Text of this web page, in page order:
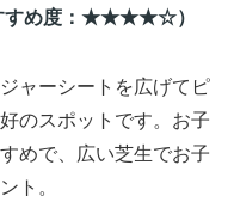
すめ度：★★★★☆）
ャーシートを広げてピ
のスポットです。お子
めで、広い芝生でお子
ト。